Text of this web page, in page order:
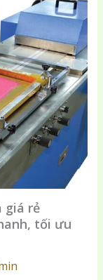
giá rẻ
tối ưu